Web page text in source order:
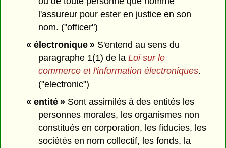
l'assureur pour ester en justice en son
nom. ("officer")
« électronique »S'entend au sens du
paragraphe 1(1) de laLoi sur le
commerce et l'information électroniques.
("electronic")
« entité »Sont assimilés à des entités les
personnes morales, les organismes non
constitués en corporation, les fiducies, les
sociétés en nom collectif, les fonds, la